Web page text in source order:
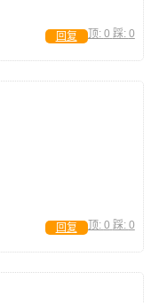
顶: 0 踩: 0
回复
顶: 0 踩: 0
回复